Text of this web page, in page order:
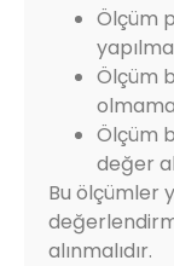
Ölçüm
Ölçüm
Ölçüm
değer
Bu ölçümler
alınmalıdır.